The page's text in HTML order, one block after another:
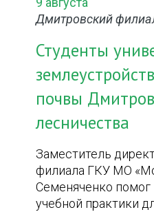
Дмитровский
Студенты
почвы
лесничества
Заместитель
филиала ГКУ МО
Семеняченко
учебной практики